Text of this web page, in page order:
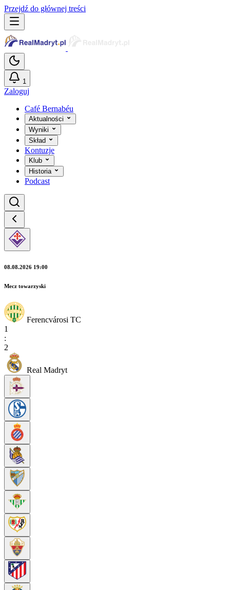
Przejdź do głównej treści
1
Zaloguj
Café Bernabéu
Aktualności
Wyniki
Skład
Kontuzje
Klub
Historia
Podcast
08.08.2026 19:00
Mecz towarzyski
Ferencvárosi TC
1
:
2
Real Madryt